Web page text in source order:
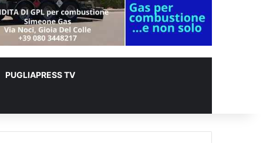
PUGLIAPRESS TV